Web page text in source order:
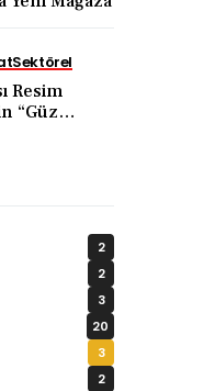
Sektörel
Resim
“Güz
2
2
3
20
3
2